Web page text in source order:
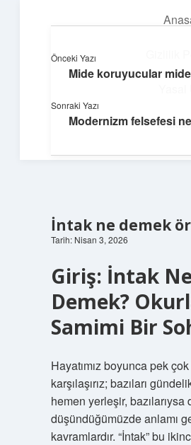
Günlük
Farklı bakış açılarıyla
İntak ne demek
Tarih: Nisan 3, 2026
Giriş: İntak
Demek?
Samimi Bir
Hayatımız boyunca pek
karşılaşırız; bazıları
hemen yerleşir,
düşündüğümüzde anlamı
kavramlardır. “İntak” bu
Önceki Yazı
Mide koruyucular mide
Sonraki Yazı
Modernizm felsefesi